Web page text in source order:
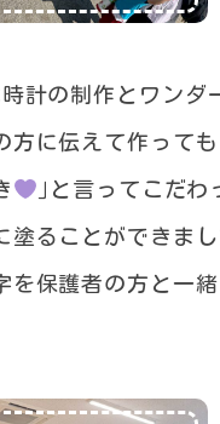
計の制作とワンダ
方に伝えて作って
｣と言ってこだ
塗ることができまし
を保護者の方と一